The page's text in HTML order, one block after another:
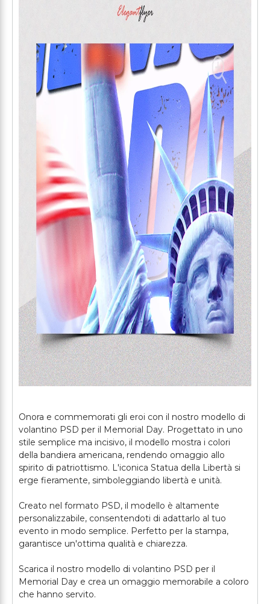
Onora e commemorati gli eroi con il nostro modello di
volantino PSD per il Memorial Day. Progettato in uno
stile semplice ma incisivo, il modello mostra i colori
della bandiera americana, rendendo omaggio allo
spirito di patriottismo. L'iconica Statua della Libertà si
erge fieramente, simboleggiando libertà e unità.
Creato nel formato PSD, il modello è altamente
personalizzabile, consentendoti di adattarlo al tuo
evento in modo semplice. Perfetto per la stampa,
garantisce un'ottima qualità e chiarezza.
Scarica il nostro modello di volantino PSD per il
Memorial Day e crea un omaggio memorabile a coloro